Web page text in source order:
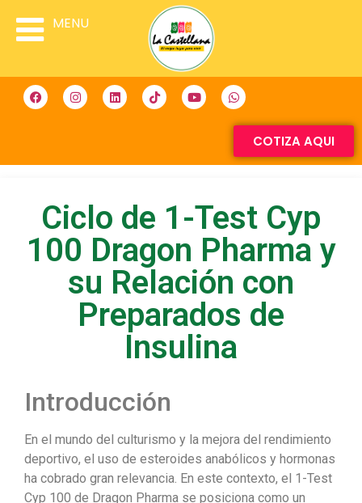
COTIZA AQUI
Ciclo de 1-Test Cyp
100 Dragon Pharma y
su Relación con
Preparados de
Insulina
Introducción
En el mundo del culturismo y la mejora del rendimiento
deportivo, el uso de esteroides anabólicos y hormonas
ha cobrado gran relevancia. En este contexto, el 1-Test
Cyp 100 de Dragon Pharma se posiciona como un
MENU